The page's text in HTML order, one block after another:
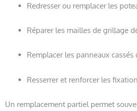
Redresser ou remplacer les
Réparer les mailles de grillage
Remplacer les panneaux cassés
Resserrer et renforcer les
Un remplacement partiel permet